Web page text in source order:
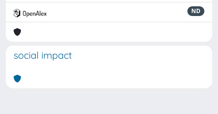
ND
social impact